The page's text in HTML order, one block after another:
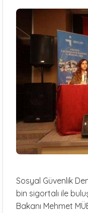
Sosyal Güvenlik
bin sigortalı ile
Bakanı Mehmet